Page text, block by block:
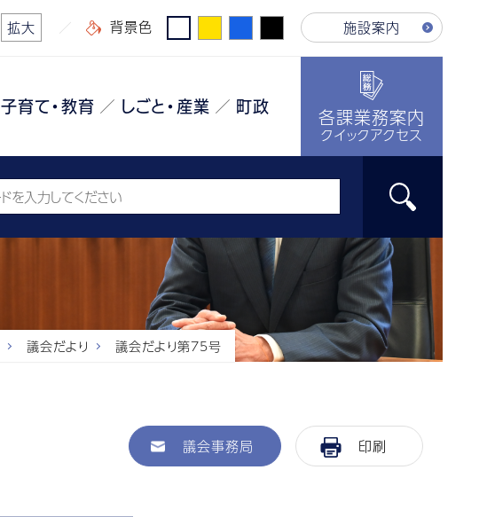
拡大 背景色 施設案内
子育て・教育 しごと・産業 町政 各課業務案内
クイックアクセス
議会だより 議会だより第75号
議会事務局 印刷